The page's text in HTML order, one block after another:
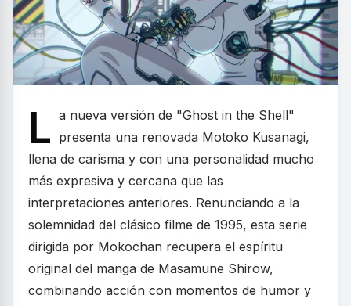
L a nueva versión de "Ghost in the Shell"
presenta una renovada Motoko Kusanagi,
llena de carisma y con una personalidad mucho
más expresiva y cercana que las
interpretaciones anteriores. Renunciando a la
solemnidad del clásico filme de 1995, esta serie
dirigida por Mokochan recupera el espíritu
original del manga de Masamune Shirow,
combinando acción con momentos de humor y